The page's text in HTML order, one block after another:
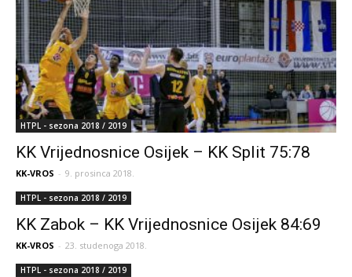
HTPL - sezona 2018 / 2019
KK Vrijednosnice Osijek – KK Split 75:78
KK-VROS - 9. prosinca 2018.
HTPL - sezona 2018 / 2019
KK Zabok – KK Vrijednosnice Osijek 84:69
KK-VROS - 23. studenoga 2018.
HTPL - sezona 2018 / 2019